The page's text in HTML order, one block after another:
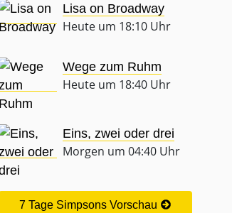
Lisa on Broadway
Heute um 18:10 Uhr
Wege zum Ruhm
Heute um 18:40 Uhr
Eins, zwei oder drei
Morgen um 04:40 Uhr
7 Tage Simpsons Vorschau